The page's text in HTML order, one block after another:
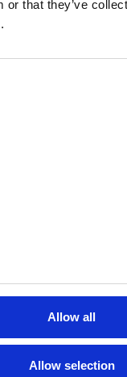
or that they’ve
Allow all
Allow selection